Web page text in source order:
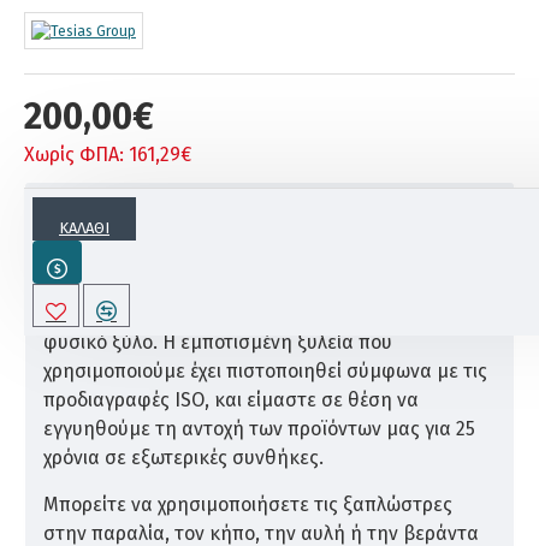
200,00€
Χωρίς ΦΠΑ: 161,29€
ΚΑΛΆΘΙ
Η εταιρεία Tesias Wooden Products κατασκευάζει
αυτήν την ξαπλώστρα παραλίας εξολοκλήρου από
φυσικό ξύλο. Η εμποτισμένη ξυλεία που
χρησιμοποιούμε έχει πιστοποιηθεί σύμφωνα με τις
προδιαγραφές ISO, και είμαστε σε θέση να
εγγυηθούμε τη αντοχή των προϊόντων μας για 25
χρόνια σε εξωτερικές συνθήκες.
Μπορείτε να χρησιμοποιήσετε τις ξαπλώστρες
στην παραλία, τον κήπο, την αυλή ή την βεράντα